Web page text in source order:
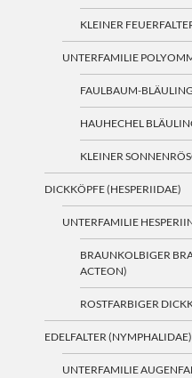
KLEINER
UNTERFAMILIE
FAULBAUM-
HAUHECHEL
KLEINER
DICKKÖPFE (HESPERIIDAE)
UNTERFAMILIE
BRAUNKOLBIGER
ACTEON)
ROSTFARBIGER
EDELFALTER (NYMPHALIDAE)
UNTERFAMILIE